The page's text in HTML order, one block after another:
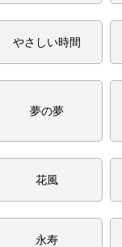
やさしい時間
夢の夢
花風
永寿